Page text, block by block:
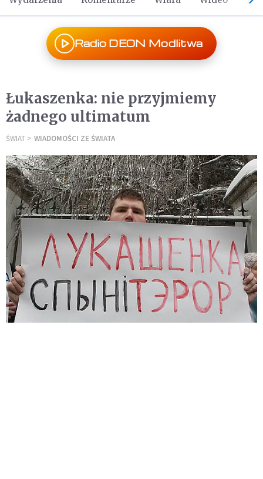
Radio DEON Modlitwa
Łukaszenka: nie przyjmiemy
żadnego ultimatum
ŚWIAT WIADOMOŚCI ZE ŚWIATA